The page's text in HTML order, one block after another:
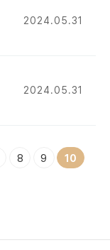
2024.05.31
2024.05.31
8 9 10